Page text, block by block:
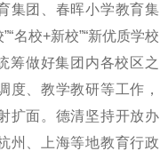
集团、春晖小学教育集
名校+新校”“新优质学校
筹做好集团内各校区之
度、教学教研等工作，
扩面。德清坚持开放办
州、上海等地教育行政